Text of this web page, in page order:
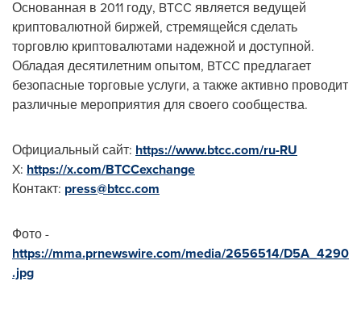
Основанная в 2011 году, BTCC является ведущей
криптовалютной биржей, стремящейся сделать
торговлю криптовалютами надежной и доступной.
Обладая десятилетним опытом, BTCC предлагает
безопасные торговые услуги, а также активно проводит
различные мероприятия для своего сообщества.
Официальный сайт: https://www.btcc.com/ru-RU
X: https://x.com/BTCCexchange
Контакт: press@btcc.com
Фото -
https://mma.prnewswire.com/media/2656514/D5A_4290
.jpg